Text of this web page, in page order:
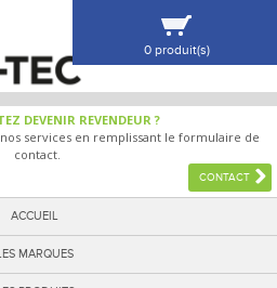
DEVENIR REVENDEUR ?
services en remplissant le formulaire de
contact.
CONTACT
ACCUEIL
MARQUES
0 produit(s)
VOIR MA SÉLECTION